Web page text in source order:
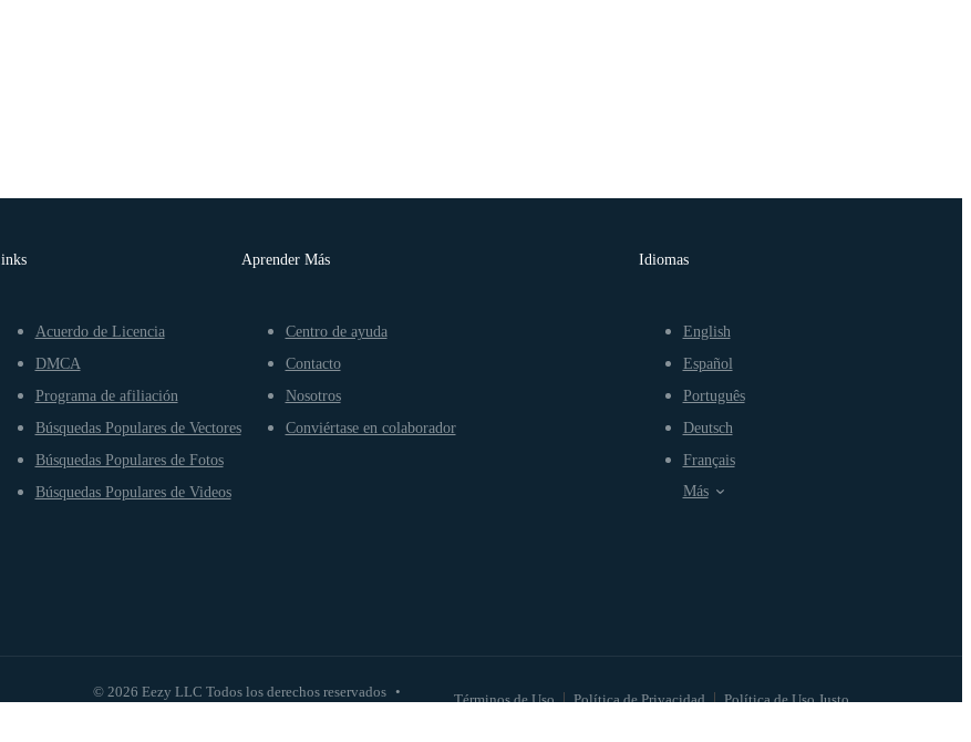
Acuerdo de Licencia
DMCA
Programa de afiliación
Búsquedas Populares de Vectores
Búsquedas Populares de Fotos
Búsquedas Populares de Videos
Aprender Más
Centro de ayuda
Contacto
Nosotros
Conviértase en colaborador
© 2026 Eezy LLC Todos los derechos reservados • Términos de Uso Política de Privacidad Política de Uso Justo
Idiomas
English
Español
Português
Deutsch
Français
Más